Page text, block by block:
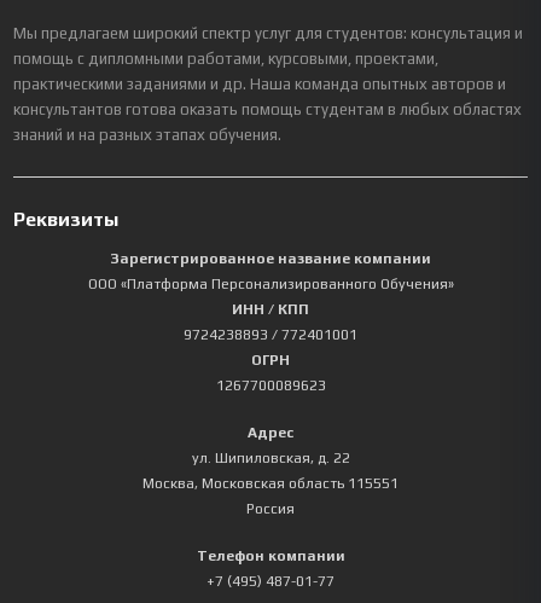
Мы предлагаем широкий спектр услуг для студентов: консультация и
помощь с дипломными работами, курсовыми, проектами,
практическими заданиями и др. Наша команда опытных авторов и
консультантов готова оказать помощь студентам в любых областях
знаний и на разных этапах обучения.
Реквизиты
Зарегистрированное название компании
ООО «Платформа Персонализированного Обучения»
ИНН / КПП
9724238893 / 772401001
ОГРН
1267700089623
Адрес
ул. Шипиловская, д. 22
Москва, Московская область 115551
Россия
Телефон компании
+7 (495) 487-01-77